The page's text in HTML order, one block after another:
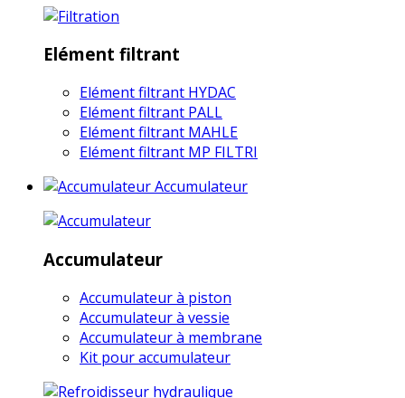
Elément filtrant
Elément filtrant HYDAC
Elément filtrant PALL
Elément filtrant MAHLE
Elément filtrant MP FILTRI
Accumulateur
Accumulateur
Accumulateur à piston
Accumulateur à vessie
Accumulateur à membrane
Kit pour accumulateur